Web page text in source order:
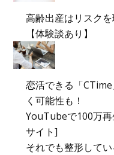
高齢出産はリスク
【体験談あり】
恋活できる「
く可能性も！
YouTubeで100万
サイト]
それでも整形して